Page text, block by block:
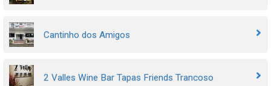
Cantinho dos Amigos
2 Valles Wine Bar Tapas Friends Trancoso